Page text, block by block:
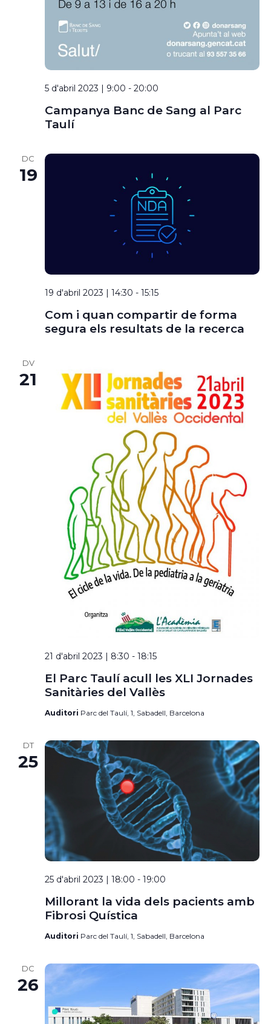
5 d'abril 2023 | 9:00 - 20:00
Campanya Banc de Sang al Parc
Taulí
DC
19
19 d'abril 2023 | 14:30 - 15:15
Com i quan compartir de forma
segura els resultats de la recerca
DV
21
21 d'abril 2023 | 8:30 - 18:15
El Parc Taulí acull les XLI Jornades
Sanitàries del Vallès
Auditori Parc del Taulí, 1, Sabadell, Barcelona
DT
25
25 d'abril 2023 | 18:00 - 19:00
Millorant la vida dels pacients amb
Fibrosi Quística
Auditori Parc del Taulí, 1, Sabadell, Barcelona
DC
26